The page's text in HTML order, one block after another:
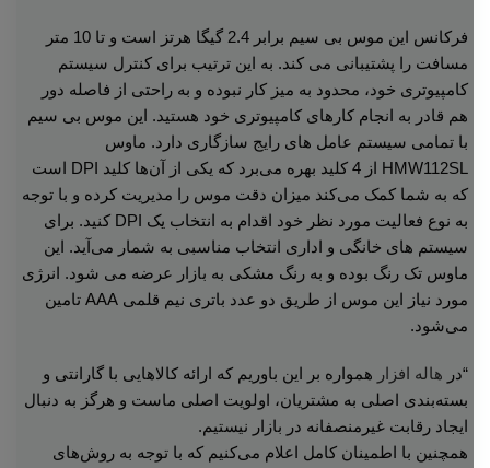
فرکانس این موس بی سیم برابر 2.4 گیگا هرتز است و تا 10 متر
مسافت را پشتیبانی می‌ کند. به این ترتیب برای کنترل سیستم
کامپیوتری خود، محدود به میز کار نبوده و به راحتی از فاصله دور
هم قادر به انجام کارهای کامپیوتری خود هستید. این موس بی سیم
با تمامی سیستم‌ عامل‌ های رایج سازگاری دارد. ماوس
HMW112SL از 4 کلید بهره می‌‌برد که یکی از آن‌ها کلید DPI است
که به شما کمک می‌کند میزان دقت موس را مدیریت کرده و با توجه
به نوع فعالیت مورد نظر خود اقدام به انتخاب یک DPI کنید. برای
سیستم‌ های خانگی و اداری انتخاب مناسبی به‌ شمار می‌‌آید. این
ماوس تک رنگ بوده و به رنگ مشکی به بازار عرضه می شود. انرژی
مورد نیاز این موس از طریق دو عدد باتری نیم قلمی AAA تامین
می‌شود.
“در هاله افزار همواره بر این باوریم که ارائه کالاهایی با گارانتی و
بسته‌بندی اصلی به مشتریان، اولویت اصلی ماست و هرگز به دنبال
ایجاد رقابت غیرمنصفانه در بازار نیستیم.
همچنین با اطمینان کامل اعلام می‌کنیم که با توجه به روش‌های